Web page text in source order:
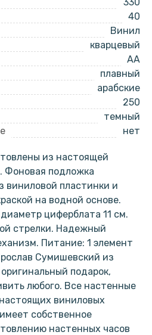
40
Винил
кварцевый
AA
плавный
арабские
250
темный
нет
из настоящей
Фоновая подложка
виниловой пластинки и
на водной основе.
циферблата 11 см.
стрелки. Надежный
Питание: 1 элемент
Сумишевский из
подарок,
любого. Все настенные
виниловых
собственное
настенных часов